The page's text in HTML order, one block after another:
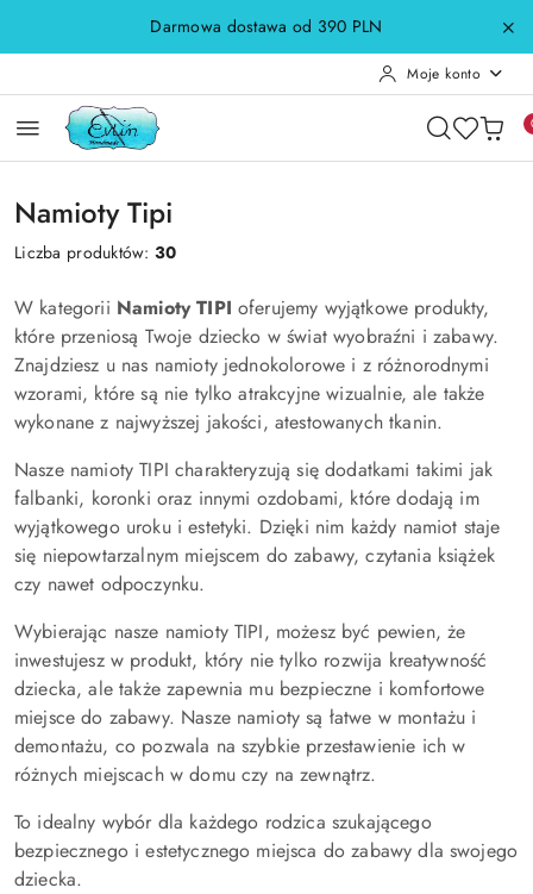
Przejdź do treści głównej
Przejdź do wyszukiwarki
Przejdź do moje konto
Przejdź do menu głównego
Przejdź do stopkiDarmowa dostawa od 390 PLN
Moje konto
Namioty Tipi
Liczba produktów:30
W kategorii Namioty TIPI oferujemy wyjątkowe produkty,
które przeniosą Twoje dziecko w świat wyobraźni i zabawy.
Znajdziesz u nas namioty jednokolorowe i z różnorodnymi
wzorami, które są nie tylko atrakcyjne wizualnie, ale także
wykonane z najwyższej jakości, atestowanych tkanin.
Nasze namioty TIPI charakteryzują się dodatkami takimi jak
falbanki, koronki oraz innymi ozdobami, które dodają im
wyjątkowego uroku i estetyki. Dzięki nim każdy namiot staje
się niepowtarzalnym miejscem do zabawy, czytania książek
czy nawet odpoczynku.
Wybierając nasze namioty TIPI, możesz być pewien, że
inwestujesz w produkt, który nie tylko rozwija kreatywność
dziecka, ale także zapewnia mu bezpieczne i komfortowe
miejsce do zabawy. Nasze namioty są łatwe w montażu i
demontażu, co pozwala na szybkie przestawienie ich w
różnych miejscach w domu czy na zewnątrz.
To idealny wybór dla każdego rodzica szukającego
bezpiecznego i estetycznego miejsca do zabawy dla swojego
dziecka.